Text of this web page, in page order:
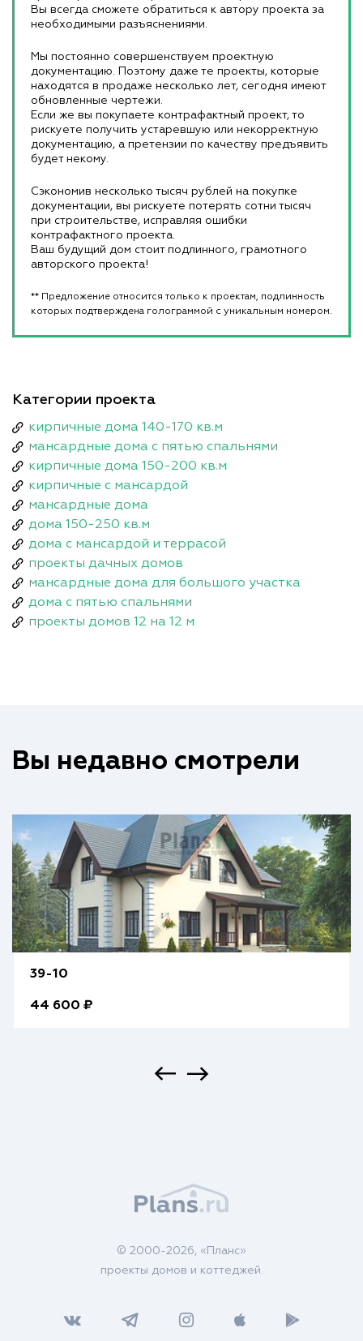
Вы всегда сможете обратиться к автору проекта за
необходимыми разъяснениями.
Мы постоянно совершенствуем проектную
документацию. Поэтому даже те проекты, которые
находятся в продаже несколько лет, сегодня имеют
обновленные чертежи.
Если же вы покупаете контрафактный проект, то
рискуете получить устаревшую или некорректную
документацию, а претензии по качеству предъявить
будет некому.
Сэкономив несколько тысяч рублей на покупке
документации, вы рискуете потерять сотни тысяч
при строительстве, исправляя ошибки
контрафактного проекта.
Ваш будущий дом стоит подлинного, грамотного
авторского проекта!
** Предложение относится только к проектам, подлинность
которых подтверждена голограммой с уникальным номером.
Категории проекта
кирпичные дома 140-170 кв.м
мансардные дома с пятью спальнями
кирпичные дома 150-200 кв.м
кирпичные с мансардой
мансардные дома
дома 150-250 кв.м
дома с мансардой и террасой
проекты дачных домов
мансардные дома для большого участка
дома с пятью спальнями
проекты домов 12 на 12 м
Вы недавно смотрели
39-10
44 600 ₽
© 2000-2026, «Планс»
проекты домов и коттеджей.